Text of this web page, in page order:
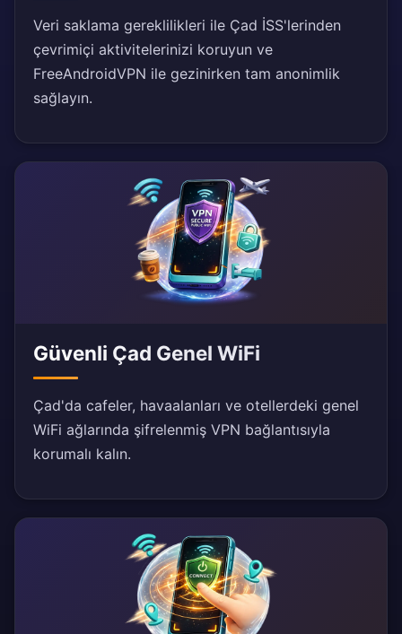
Veri saklama gereklilikleri ile Çad İSS'lerinden
çevrimiçi aktivitelerinizi koruyun ve
FreeAndroidVPN ile gezinirken tam anonimlik
sağlayın.
Güvenli Çad Genel WiFi
Çad'da cafeler, havaalanları ve otellerdeki genel
WiFi ağlarında şifrelenmiş VPN bağlantısıyla
korumalı kalın.